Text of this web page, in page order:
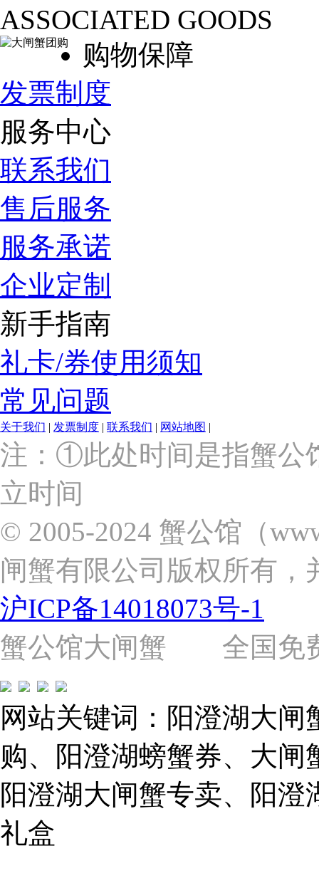
ASSOCIATED GOODS
购物保障
发票制度
服务中心
联系我们
售后服务
服务承诺
企业定制
新手指南
礼卡/券使用须知
常见问题
关于我们 | 发票制度 | 联系我们 | 网站地图 |
上
海
市
浦
东
区
杨
路
号
（靠
近
苗
圃
路）
Tel:
021-
62243579
E-
mail:
859749344@qq.com
1019225591
注：①此处时间是指蟹公
立时间
© 2005-2024 蟹公馆（
闸蟹有限公司版权所有，
沪ICP备14018073号-1
蟹公馆大闸蟹 全国免费
网站关键词：阳澄湖大
购、阳澄湖螃蟹券、大
阳澄湖大闸蟹专卖、阳
礼盒